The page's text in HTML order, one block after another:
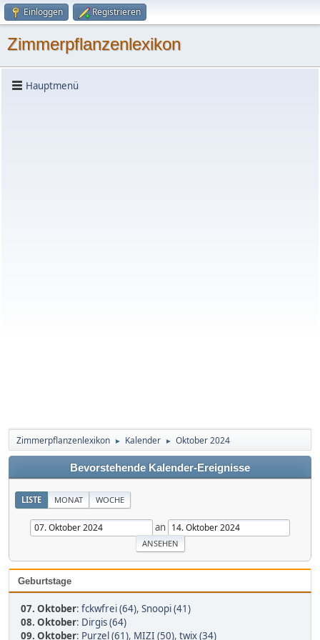
Einloggen Registrieren
Zimmerpflanzenlexikon
Hauptmenü
Zimmerpflanzenlexikon ► Kalender ► Oktober 2024
Bevorstehende Kalender-Ereignisse
LISTE MONAT WOCHE
an
Geburtstage
07. Oktober: fckwfrei (64), Snoopi (41)
08. Oktober: Dirgis (64)
09. Oktober: Purzel (61), MIZI (50), twix (34)